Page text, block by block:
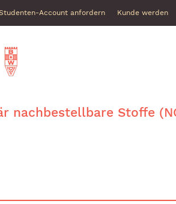
Account anfordern Kunde werden
nachbestellbare Stoffe